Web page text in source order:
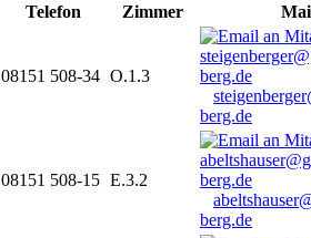
Telefon Zimmer
08151 508-34 O.1.3
berg.de
08151 508-15 E.3.2
berg.de